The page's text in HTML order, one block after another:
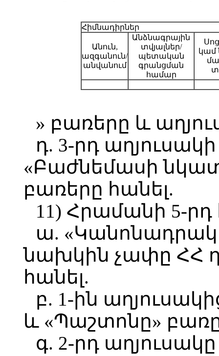
Հիմնադիրներ
Անուն,
ազգանուն/
անվանում
Անձնագրային
տվյալներ/
պետական
գրանցման
համար
կամ
» բառերը և
դ. 3-րդ
«Բաժնեմասի
բառերը հանել.
11) Հրամանի 5-րդ
ա.
նախկին չափը ՀՀ
հանել.
բ. 1-ին
և «Պաշտոնը»
գ. 2-րդ